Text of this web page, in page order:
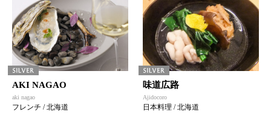
AKI NAGAO
aki nagao
フレンチ / 北海道
味道広路
Ajidocoro
日本料理 / 北海道